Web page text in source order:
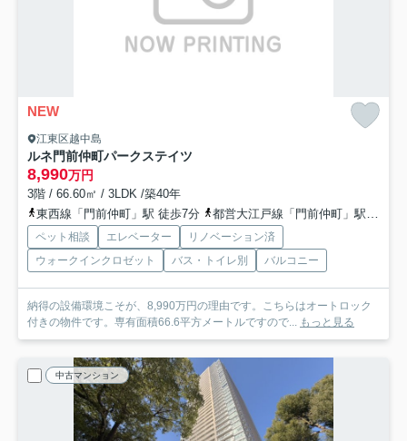
NEW
江東区越中島
ルネ門前仲町パークステイツ
8,990万円
3階 / 66.60㎡ / 3LDK /築40年
東西線「門前仲町」駅 徒歩7分
都営大江戸線「門前仲町」駅 徒歩7分
ペット相談 エレベーター
リノベーション済
ウォークインクロゼット
バス・トイレ別 バルコニー
納得の設備環境こそが、8,990万円の理由です。こちらはオートロック
付きの物件です。専有面積66.6平方メートルですので...
もっと見る
中古マンション